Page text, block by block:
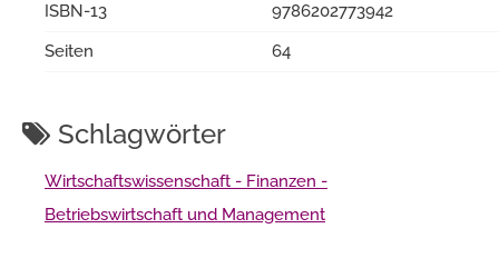
ISBN-13
9786202773942
Seiten
64
Schlagwörter
Wirtschaftswissenschaft - Finanzen -
Betriebswirtschaft und Management